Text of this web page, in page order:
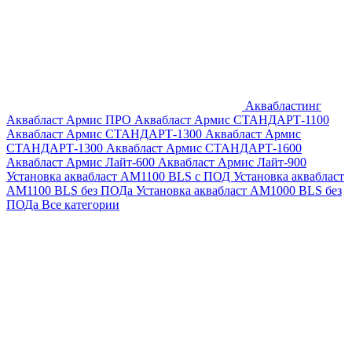
Аквабластинг
Аквабласт Армис ПРО Аквабласт Армис СТАНДАРТ-1100
Аквабласт Армис СТАНДАРТ-1300 Аквабласт Армис
СТАНДАРТ-1300 Аквабласт Армис СТАНДАРТ-1600
Аквабласт Армис Лайт-600 Аквабласт Армис Лайт-900
Установка аквабласт AM1100 BLS с ПОД Установка аквабласт
AM1100 BLS без ПОДа Установка аквабласт AM1000 BLS без
ПОДа Все категории